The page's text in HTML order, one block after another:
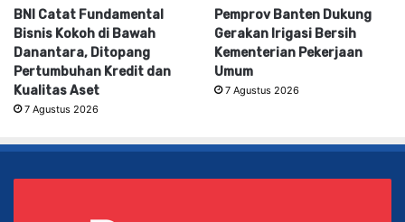
BNI Catat Fundamental
Bisnis Kokoh di Bawah
Danantara, Ditopang
Pertumbuhan Kredit dan
Kualitas Aset
7 Agustus 2026
Pemprov Banten Dukung
Gerakan Irigasi Bersih
Kementerian Pekerjaan
Umum
7 Agustus 2026